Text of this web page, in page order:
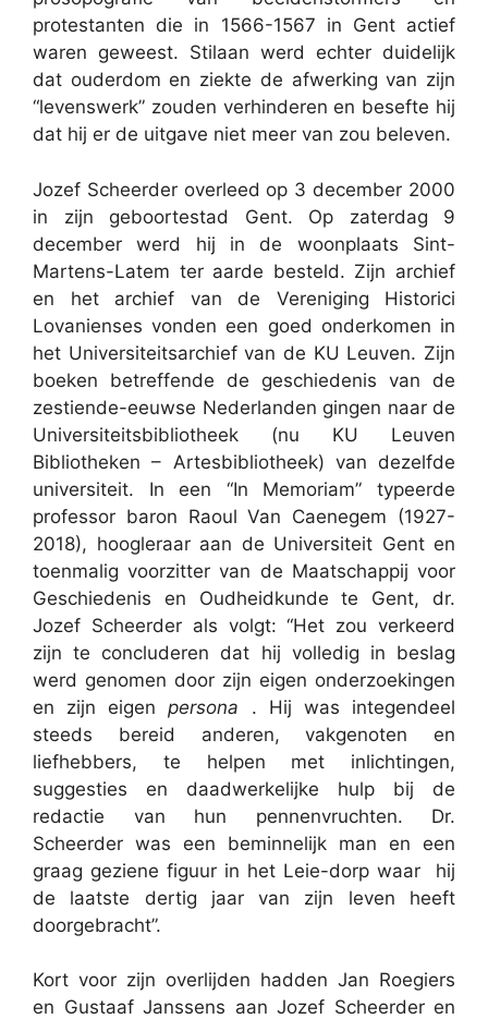
protestanten die in 1566-1567 in Gent actief
waren geweest. Stilaan werd echter duidelijk
dat ouderdom en ziekte de afwerking van zijn
“levenswerk” zouden verhinderen en besefte hij
dat hij er de uitgave niet meer van zou beleven.
Jozef Scheerder overleed op 3 december 2000
in zijn geboortestad Gent. Op zaterdag 9
december werd hij in de woonplaats Sint-
Martens-Latem ter aarde besteld. Zijn archief
en het archief van de Vereniging Historici
Lovanienses vonden een goed onderkomen in
het Universiteitsarchief van de KU Leuven. Zijn
boeken betreffende de geschiedenis van de
zestiende-eeuwse Nederlanden gingen naar de
Universiteitsbibliotheek (nu KU Leuven
Bibliotheken – Artesbibliotheek) van dezelfde
universiteit. In een “In Memoriam” typeerde
professor baron Raoul Van Caenegem (1927-
2018), hoogleraar aan de Universiteit Gent en
toenmalig voorzitter van de Maatschappij voor
Geschiedenis en Oudheidkunde te Gent, dr.
Jozef Scheerder als volgt: “Het zou verkeerd
zijn te concluderen dat hij volledig in beslag
werd genomen door zijn eigen onderzoekingen
en zijn eigenpersona . Hij was integendeel
steeds bereid anderen, vakgenoten en
liefhebbers, te helpen met inlichtingen,
suggesties en daadwerkelijke hulp bij de
redactie van hun pennenvruchten. Dr.
Scheerder was een beminnelijk man en een
graag geziene figuur in het Leie-dorp waar hij
de laatste dertig jaar van zijn leven heeft
doorgebracht”.
Kort voor zijn overlijden hadden Jan Roegiers
en Gustaaf Janssens aan Jozef Scheerder en